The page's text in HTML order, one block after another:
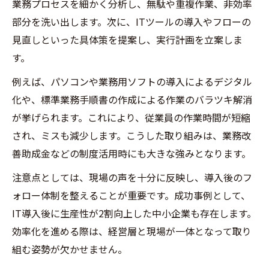
業務プロセスを細かく分析し、無駄や重複作業、非効率
部分を洗い出します。次に、ITツールの導入やフローの
見直しといった具体策を提案し、実行計画を立案しま
す。
例えば、パソコンや業務用ソフトの導入によるデジタル
化や、標準業務手順書の作成による作業のバラツキ解消
が挙げられます。これにより、従業員の作業時間が短縮
され、ミスも減少します。こうした取り組みは、業務改
善助成金などの制度活用時にも大きな強みとなります。
注意点としては、現場の声を十分に反映し、導入後のフ
ォロー体制を整えることが重要です。成功事例として、
IT導入後に生産性が2割向上した中小企業も存在します。
効率化を進める際は、経営層と現場が一体となって取り
組む姿勢が欠かせません。